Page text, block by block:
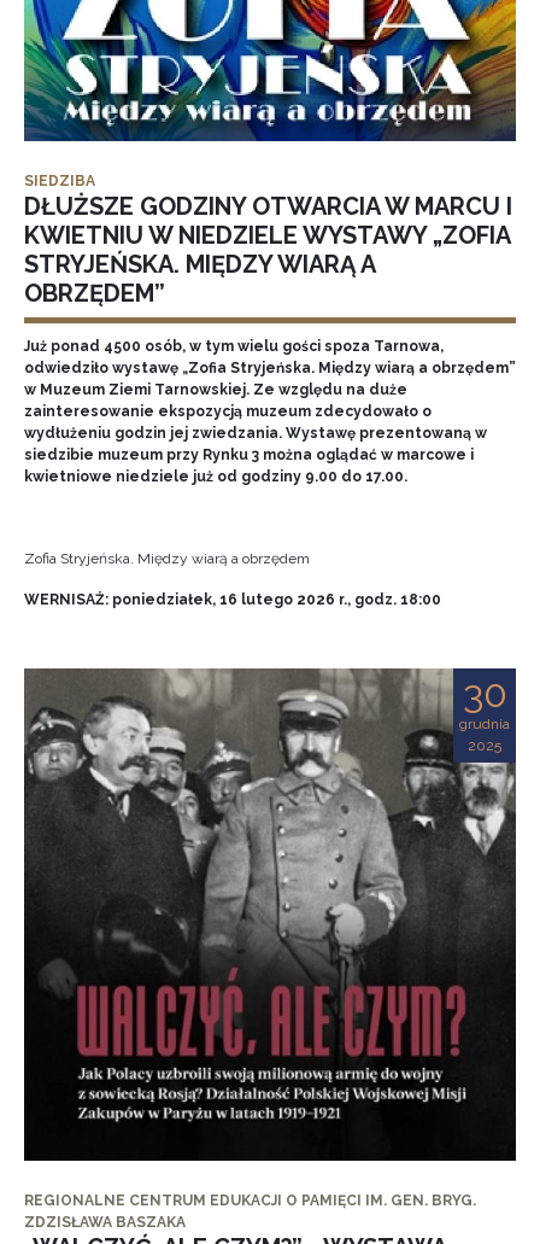
SIEDZIBA
DŁUŻSZE GODZINY OTWARCIA W MARCU I
KWIETNIU W NIEDZIELE WYSTAWY „ZOFIA
STRYJEŃSKA. MIĘDZY WIARĄ A
OBRZĘDEM”
Już ponad 4500 osób, w tym wielu gości spoza Tarnowa,
odwiedziło wystawę „Zofia Stryjeńska. Między wiarą a obrzędem”
w Muzeum Ziemi Tarnowskiej. Ze względu na duże
zainteresowanie ekspozycją muzeum zdecydowało o
wydłużeniu godzin jej zwiedzania. Wystawę prezentowaną w
siedzibie muzeum przy Rynku 3 można oglądać w marcowe i
kwietniowe niedziele już od godziny 9.00 do 17.00.
Zofia Stryjeńska. Między wiarą a obrzędem
WERNISAŻ: poniedziałek, 16 lutego 2026 r., godz. 18:00
30
grudnia
2025
REGIONALNE CENTRUM EDUKACJI O PAMIĘCI IM. GEN. BRYG.
ZDZISŁAWA BASZAKA